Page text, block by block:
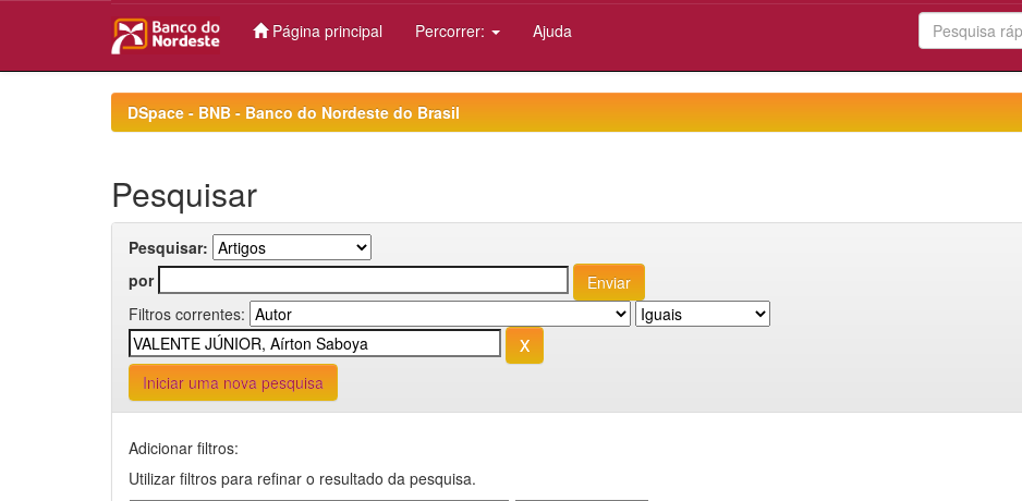
Página principal Percorrer: Ajuda
DSpace - BNB - Banco do Nordeste do Brasil
Pesquisar
Pesquisar:
por
Filtros correntes:
Iniciar uma nova pesquisa
Adicionar filtros:
Utilizar filtros para refinar o resultado da pesquisa.